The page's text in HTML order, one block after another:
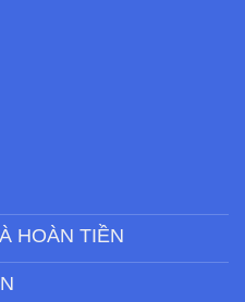
HOÀN TIỀN